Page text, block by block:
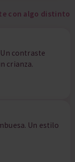
con algo distinto
contraste
crianza.
Un estilo